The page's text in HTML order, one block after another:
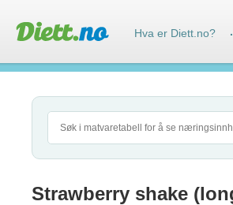
Strawberry shake
Hva er Diett.no? ·